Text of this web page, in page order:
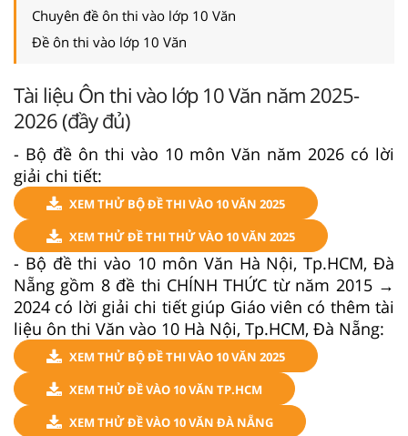
Chuyên đề ôn thi vào lớp 10 Văn
Đề ôn thi vào lớp 10 Văn
Tài liệu Ôn thi vào lớp 10 Văn năm 2025-
2026 (đầy đủ)
- Bộ đề ôn thi vào 10 môn Văn năm 2026 có lời
giải chi tiết:
XEM THỬ BỘ ĐỀ THI VÀO 10 VĂN 2025
XEM THỬ ĐỀ THI THỬ VÀO 10 VĂN 2025
- Bộ đề thi vào 10 môn Văn Hà Nội, Tp.HCM, Đà
Nẵng gồm 8 đề thi CHÍNH THỨC từ năm 2015 →
2024 có lời giải chi tiết giúp Giáo viên có thêm tài
liệu ôn thi Văn vào 10 Hà Nội, Tp.HCM, Đà Nẵng:
XEM THỬ BỘ ĐỀ THI VÀO 10 VĂN 2025
XEM THỬ ĐỀ VÀO 10 VĂN TP.HCM
XEM THỬ ĐỀ VÀO 10 VĂN ĐÀ NẴNG